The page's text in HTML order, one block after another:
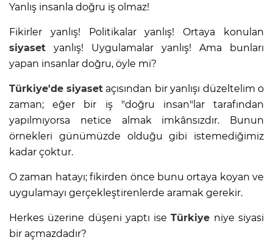
Yanlış insanla doğru iş olmaz!
Fikirler yanlış! Politikalar yanlış! Ortaya konulan
siyaset yanlış! Uygulamalar yanlış! Ama bunları
yapan insanlar doğru, öyle mi?
Türkiye'de siyasetaçısından bir yanlışı düzeltelim o
zaman; eğer bir iş "doğru insan"lar tarafından
yapılmıyorsa netice almak imkânsızdır. Bunun
örnekleri günümüzde olduğu gibi istemediğimiz
kadar çoktur.
O zaman hatayı; fikirden önce bunu ortaya koyan ve
uygulamayı gerçekleştirenlerde aramak gerekir.
Herkes üzerine düşeni yaptı iseTürkiye niye siyasi
bir açmazdadır?